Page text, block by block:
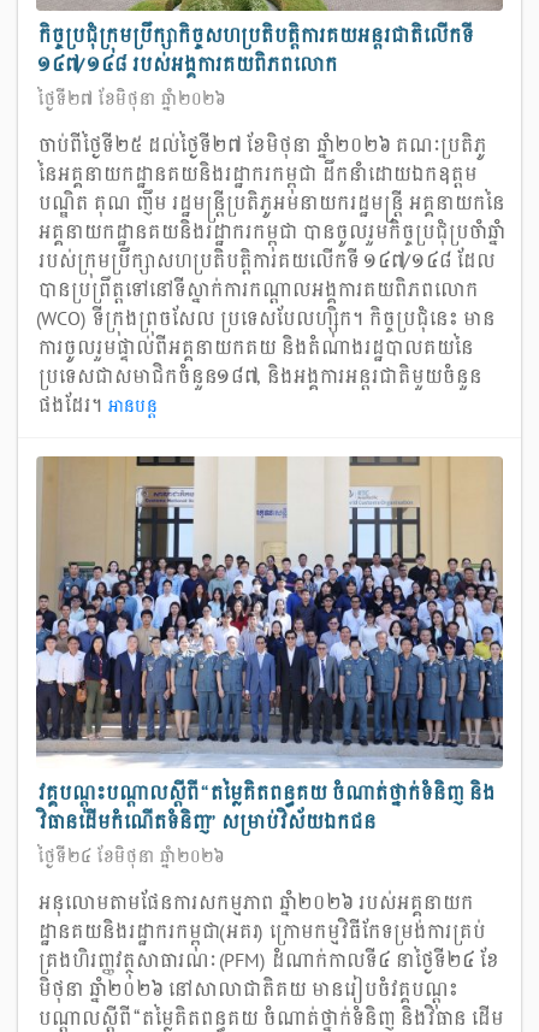
កិច្ចប្រជុំក្រុមប្រឹក្សាកិច្ចសហប្រតិបត្តិការគយអន្តរជាតិលើកទី
១៤៧/១៤៨ របស់អង្គការគយពិភពលោក
ថ្ងៃទី២៧ ខែមិថុនា ឆ្នាំ២០២៦
ចាប់ពីថ្ងៃទី២៥ ដល់ថ្ងៃទី២៧ ខែមិថុនា ឆ្នាំ២០២៦ គណៈប្រតិភូ
នៃអគ្គនាយកដ្ឋានគយនិងរដ្ឋាករកម្ពុជា ដឹកនាំដោយឯកឧត្តម
បណ្ឌិត គុណ ញឹម រដ្ឋមន្ត្រីប្រតិភូអមនាយករដ្ឋមន្ត្រី អគ្គនាយកនៃ
អគ្គនាយកដ្ឋានគយនិងរដ្ឋាករកម្ពុជា បានចូលរួមកិច្ចប្រជុំប្រចាំឆ្នាំ
របស់ក្រុមប្រឹក្សាសហប្រតិបត្តិការគយលើកទី ១៤៧/១៤៨ ដែល
បានប្រព្រឹត្តទៅនៅទីស្នាក់ការកណ្តាលអង្គការគយពិភពលោក
(WCO) ទីក្រុងព្រុចសែល ប្រទេសបែលហ្ស៊ិក។ កិច្ចប្រជុំនេះ មាន
ការចូលរួមផ្ទាល់ពីអគ្គនាយកគយ និងតំណាងរដ្ឋបាលគយនៃ
ប្រទេសជាសមាជិកចំនួន១៨៧, និងអង្គការអន្តរជាតិមួយចំនួន
ផងដែរ។ អាន​បន្ត
វគ្គបណ្តុះបណ្តាលស្តីពី “តម្លៃគិតពន្ធគយ ចំណាត់ថ្នាក់ទំនិញ និង
វិធានដើមកំណើតទំនិញ” សម្រាប់វិស័យឯកជន
ថ្ងៃទី២៤ ខែមិថុនា ឆ្នាំ២០២៦
អនុលោមតាមផែនការសកម្មភាព ឆ្នាំ២០២៦ របស់អគ្គនាយក
ដ្ឋានគយនិងរដ្ឋាករកម្ពុជា(អគរ) ក្រោមកម្មវិធីកែទម្រង់ការគ្រប់
គ្រងហិរញ្ញវត្ថុសាធារណៈ (PFM) ដំណាក់កាលទី៤ នាថ្ងៃទី២៤ ខែ
មិថុនា ឆ្នាំ២០២៦ នៅសាលាជាតិគយ មានរៀបចំវគ្គបណ្តុះ
បណ្តាលស្តីពី “តម្លៃគិតពន្ធគយ ចំណាត់ថ្នាក់ទំនិញ និងវិធាន ដើម